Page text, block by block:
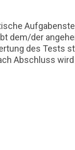
dem/der
des Tests
Abschluss